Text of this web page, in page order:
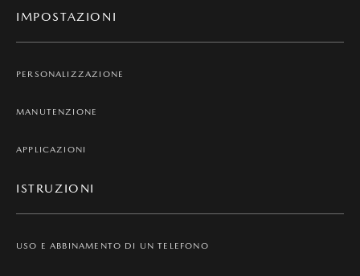
IMPOSTAZIONI
PERSONALIZZAZIONE
MANUTENZIONE
APPLICAZIONI
ISTRUZIONI
USO E ABBINAMENTO DI UN TELEFONO